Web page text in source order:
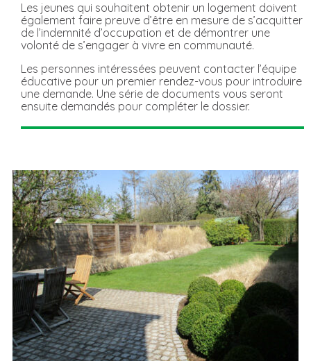
Les jeunes qui souhaitent obtenir un logement doivent
également faire preuve d’être en mesure de s’acquitter
de l’indemnité d’occupation et de démontrer une
volonté de s’engager à vivre en communauté.
Les personnes intéressées peuvent contacter l’équipe
éducative pour un premier rendez-vous pour introduire
une demande. Une série de documents vous seront
ensuite demandés pour compléter le dossier.